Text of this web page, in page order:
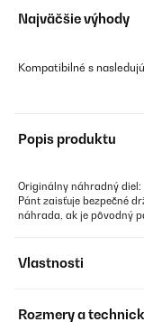
Najväčšie výhody
Kompatibilné s
Popis produktu
Originálny náhradný
Pánt zaisťuje bezpečné
náhrada, ak je pôvodný
Vlastnosti
Rozmery a